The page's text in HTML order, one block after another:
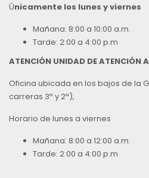
Únicamente los lunes y viernes
Mañana: 8:00 a 10:00 a.m.
Tarde: 2:00 a 4:00 p.m
ATENCIÓN UNIDAD DE ATENCIÓN
Oficina ubicada en los bajos de la
carreras 3ª y 2ª),
Horario de lunes a viernes
Mañana: 8:00 a 12:00 a.m.
Tarde: 2:00 a 4:00 p.m